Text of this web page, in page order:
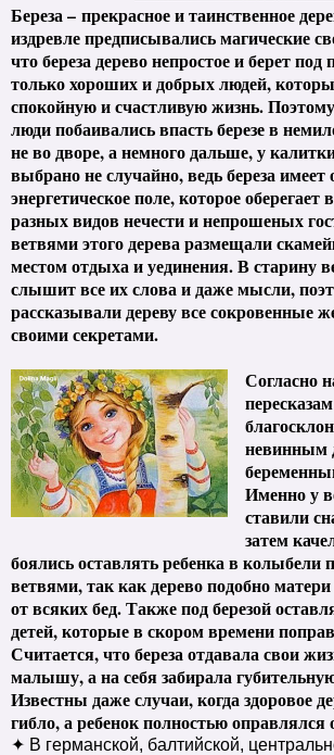
Береза – прекрасное и таинственное
издревле предписывались магические
что береза дерево непростое и берет под
только хороших и добрых людей,
спокойную и счастливую жизнь.
люди побаивались впасть березе в
не во дворе, а немного дальше, у
выбрано не случайно, ведь береза имеет
энергетическое поле, которое оберегает
разных видов нечести и непрошеных
ветвями этого дерева размещали
местом отдыха и уединения. В старину
слышит все их слова и даже мысли,
рассказывали дереву все сокровенные
своими секретами.
Согласно
невинным
Именно у
ставили
затем
боялись оставлять ребенка в колыбели
ветвями, так как дерево подобно
от всяких бед. Также под березой
детей, которые в скором времени
Считается, что береза отдавала свои
малышу, а на себя забирала
Известны даже случаи, когда здоровое
гибло, а ребенок полностью оправлялся
✦ В германской, балтийской,